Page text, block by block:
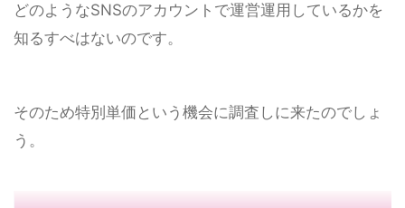
どのようなSNSのアカウントで運営運用しているかを
知るすべはないのです。
そのため特別単価という機会に調査しに来たのでしょ
う。